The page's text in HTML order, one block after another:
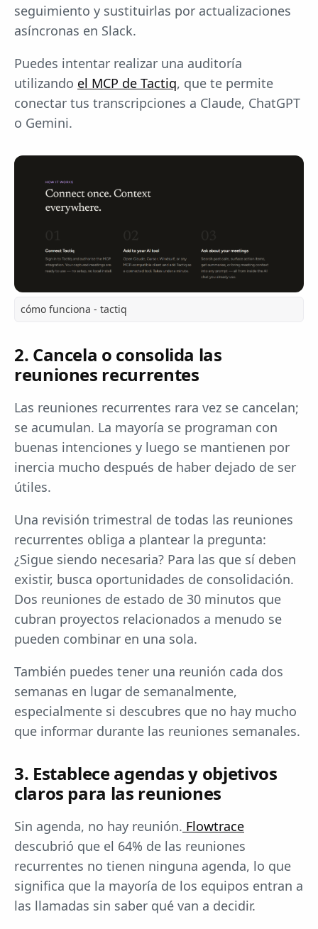
seguimiento y sustituirlas por actualizaciones
asíncronas en Slack.
Puedes intentar realizar una auditoría
utilizando el MCP de Tactiq, que te permite
conectar tus transcripciones a Claude, ChatGPT
o Gemini.
cómo funciona - tactiq
2. Cancela o consolida las
reuniones recurrentes
Las reuniones recurrentes rara vez se cancelan;
se acumulan. La mayoría se programan con
buenas intenciones y luego se mantienen por
inercia mucho después de haber dejado de ser
útiles.
Una revisión trimestral de todas las reuniones
recurrentes obliga a plantear la pregunta:
¿Sigue siendo necesaria? Para las que sí deben
existir, busca oportunidades de consolidación.
Dos reuniones de estado de 30 minutos que
cubran proyectos relacionados a menudo se
pueden combinar en una sola.
También puedes tener una reunión cada dos
semanas en lugar de semanalmente,
especialmente si descubres que no hay mucho
que informar durante las reuniones semanales.
3. Establece agendas y objetivos
claros para las reuniones
Sin agenda, no hay reunión. Flowtrace
descubrió que el 64% de las reuniones
recurrentes no tienen ninguna agenda, lo que
significa que la mayoría de los equipos entran a
las llamadas sin saber qué van a decidir.